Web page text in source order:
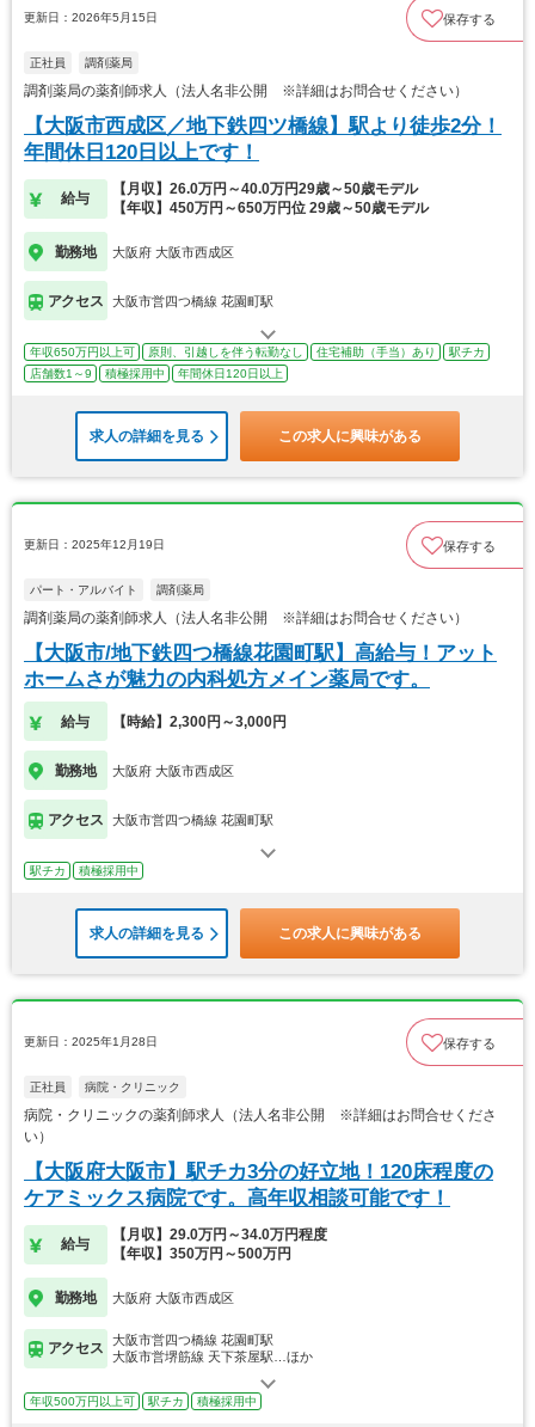
更新日：2026年5月15日 保存する
正社員 調剤薬局
調剤薬局の薬剤師求人（法人名非公開 ※詳細はお問合せください）
【大阪市西成区／地下鉄四ツ橋線】駅より徒歩2分！
年間休日120日以上です！
給与
【月収】26.0万円～40.0万円29歳～50歳モデル
【年収】450万円～650万円位 29歳～50歳モデル
勤務地 大阪府 大阪市西成区
アクセス 大阪市営四つ橋線 花園町駅
年収650万円以上可 原則、引越しを伴う転勤なし 住宅補助（手当）あり
駅チカ
店舗数1～9
積極採用中 年間休日120日以上
求人の詳細を見る この求人に興味がある
更新日：2025年12月19日 保存する
パート・アルバイト 調剤薬局
調剤薬局の薬剤師求人（法人名非公開 ※詳細はお問合せください）
【大阪市/地下鉄四つ橋線花園町駅】高給与！アット
ホームさが魅力の内科処方メイン薬局です。
給与 【時給】2,300円～3,000円
勤務地 大阪府 大阪市西成区
アクセス 大阪市営四つ橋線 花園町駅
駅チカ 積極採用中
求人の詳細を見る この求人に興味がある
更新日：2025年1月28日 保存する
正社員 病院・クリニック
病院・クリニックの薬剤師求人（法人名非公開 ※詳細はお問合せくださ
い）
【大阪府大阪市】駅チカ3分の好立地！120床程度の
ケアミックス病院です。高年収相談可能です！
給与
【月収】29.0万円～34.0万円程度
【年収】350万円～500万円
勤務地 大阪府 大阪市西成区
アクセス
大阪市営四つ橋線 花園町駅
大阪市営堺筋線 天下茶屋駅…ほか
年収500万円以上可 駅チカ 積極採用中